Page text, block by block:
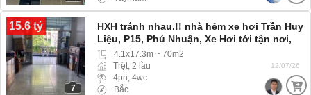
15.6 tỷ
7
HXH tránh nhau.!! nhà hẻm xe hơi Trần Huy
Liệu, P15, Phú Nhuận, Xe Hơi tới tận nơi,
đầu tư có giá tốt sinh lời
4.1x17.3m ~ 70m2
Trệt, 2 lầu
4pn, 4wc
Bắc
12/07/26